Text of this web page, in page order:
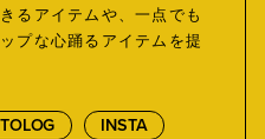
るアイテムや、一点でも
プな心踊るアイテムを提
INSTA